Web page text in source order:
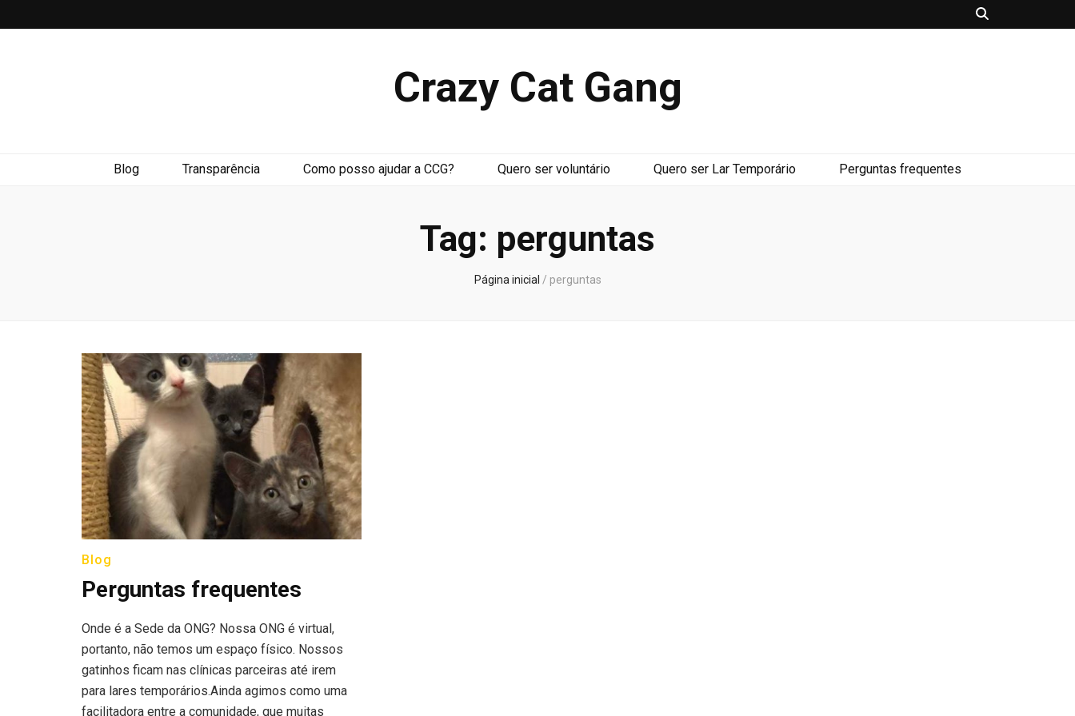
Crazy Cat Gang
Blog Transparência Como posso ajudar a CCG? Quero ser voluntário Quero ser Lar Temporário Perguntas frequentes
Tag: perguntas
Página inicial / perguntas
Blog
Perguntas frequentes
Onde é a Sede da ONG? Nossa ONG é virtual,
portanto, não temos um espaço físico. Nossos
gatinhos ficam nas clínicas parceiras até irem
para lares temporários.Ainda agimos como uma
facilitadora entre a comunidade, que muitas